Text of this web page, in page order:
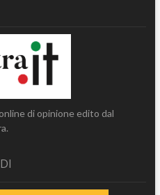
di opinione edito dal